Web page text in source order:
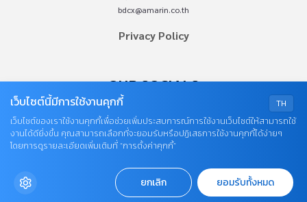
bdcx@amarin.co.th
Privacy Policy
OUR SOCIALS
© COPYRIGHT 2026
AME IMAGINATIVE COMPANY LIMITED.
TH
เว็บไซต์นี้มีการใช้งานคุกกี้
เว็บไซต์ของเราใช้งานคุกกี้เพื่อช่วยเพิ่มประสบการณ์การใช้งานเว็บไซต์ให้สามารถใช้
งานได้ดียิ่งขึ้น คุณสามารถเลือกที่จะยอมรับหรือปฏิเสธการใช้งานคุกกี้ได้ง่ายๆ
โดยการดูรายละเอียดเพิ่มเติมที่ “การตั้งค่าคุกกี้”
ยกเลิก ยอมรับทั้งหมด